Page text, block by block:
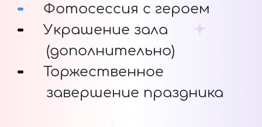
Фотосессия с героем
Украшение зала
(дополнительно)
Торжественное
завершение праздника